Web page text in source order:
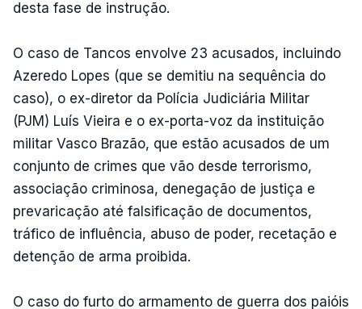
desta fase de instrução.
O caso de Tancos envolve 23 acusados, incluindo
Azeredo Lopes (que se demitiu na sequência do
caso), o ex-diretor da Polícia Judiciária Militar
(PJM) Luís Vieira e o ex-porta-voz da instituição
militar Vasco Brazão, que estão acusados de um
conjunto de crimes que vão desde terrorismo,
associação criminosa, denegação de justiça e
prevaricação até falsificação de documentos,
tráfico de influência, abuso de poder, recetação e
detenção de arma proibida.
O caso do furto do armamento de guerra dos paióis